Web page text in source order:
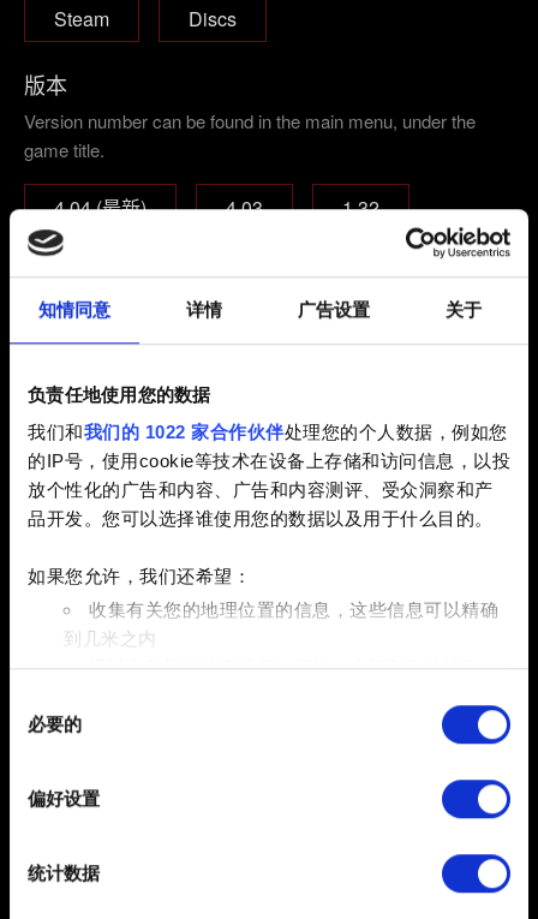
知情同意 详情 广告设置 关于
负责任地使用您的数据
我们和我们的 1022 家合作伙伴处理您的个人数据，例如您
的IP号，使用cookie等技术在设备上存储和访问信息，以投
放个性化的广告和内容、广告和内容测评、受众洞察和产
品开发。您可以选择谁使用您的数据以及用于什么目的。
如果您允许，我们还希望：
收集有关您的地理位置的信息，这些信息可以精确
到几米之内
通过主动扫描特定特征（指纹）来识别您的设备
查找有关您的个人数据如何处理的更多信息，
并设置您的首选项。您可随时从Cookie声明中更改或撤回
部分需要使用 Cookies 的是为了让网站功能可用，而另一
馈，以便网站将更好地服务于您。例如帮助我们在社交媒
必要的
偏好设置
统计数据
Steam
Discs
版本
Version number can be found in the main menu, under the
game title.
4.04 (最新) 4.03
1.32
其他
您现在游玩的游戏版本是？
完全版
是否使用过 Mod、修改器或控制台命令？
有 没有
电子邮件（请不要输入错别字！）
问题的简短描述
0/20